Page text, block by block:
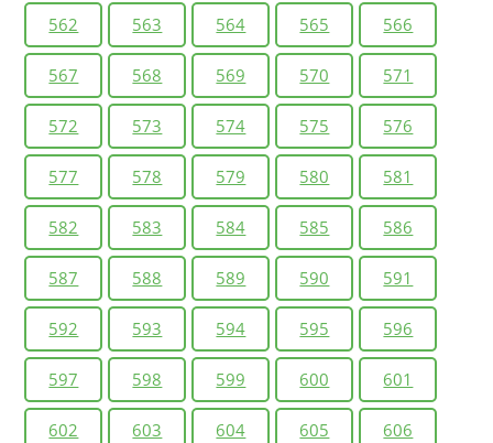
562 563 564 565 566
567 568 569 570 571
572 573 574 575 576
577 578 579 580 581
582 583 584 585 586
587 588 589 590 591
592 593 594 595 596
597 598 599 600 601
602 603 604 605 606